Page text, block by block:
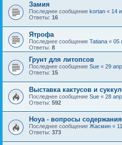
Замия
Последнее сообщение kortan « 14
Ответы: 16
Ятрофа
Последнее сообщение Tatiana « 05
Ответы: 8
Грунт для литопсов
Последнее сообщение Sue « 29
Ответы: 15
Выставка кактусов и
Последнее сообщение Sue « 28
Ответы: 592
Hoya - вопросы содержания
Последнее сообщение Жасмин «
Ответы: 373